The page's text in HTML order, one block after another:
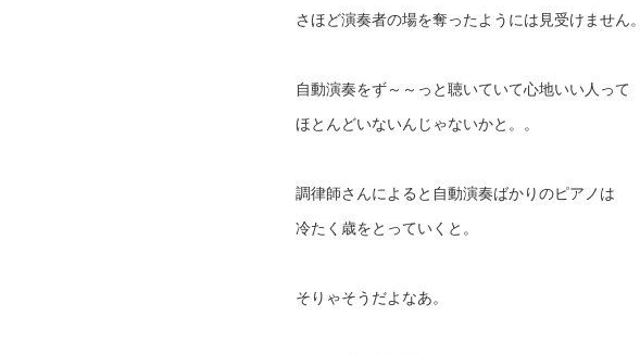
さほど演奏者の場を奪ったようには見受けません。
自動演奏をず～～っと聴いていて心地いい人って
ほとんどいないんじゃないかと。。
調律師さんによると自動演奏ばかりのピアノは
冷たく歳をとっていくと。
そりゃそうだよなあ。